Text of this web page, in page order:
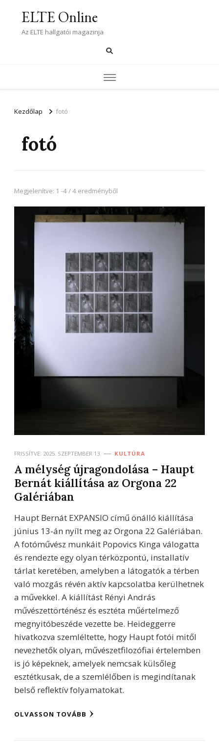
ELTE Online
Az ELTE hallgatói magazinja
Kezdőlap fotó
fotó
Megjelenítve: 1 -4 / 4 eredményből
FRISSÍTVE: 2025. SZEPTEMBER 13. KULTÚRA
A mélység újragondolása – Haupt
Bernát kiállítása az Orgona 22
Galériában
Haupt Bernát EXPANSIO című önálló kiállítása
június 13-án nyílt meg az Orgona 22 Galériában.
A fotóművész munkáit Popovics Kinga válogatta
és rendezte egy olyan térközpontú, installatív
tárlat keretében, amelyben a látogatók a térben
való mozgás révén aktív kapcsolatba kerülhetnek
a művekkel. A kiállítást Rényi András
művészettörténész és esztéta műértelmező
megnyitóbeszéde vezette be. Heideggerre
hivatkozva szemléltette, hogy Haupt fotói mitől
nevezhetők olyan, művészetfilozófiai értelemben
is jó képeknek, amelyek nemcsak külsőleg
esztétkusak, de a szemlélőben is megindítanak
belső reflektív folyamatokat.
OLVASSON TOVÁBB